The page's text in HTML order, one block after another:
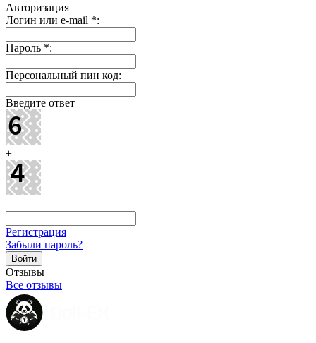
Авторизация
Логин или e-mail *:
Пароль *:
Персональный пин код:
Введите ответ
+
=
Регистрация
Забыли пароль?
Отзывы
Все отзывы